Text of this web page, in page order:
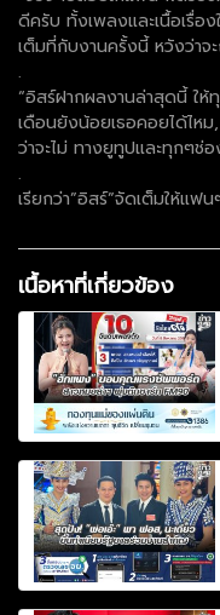
ดีครับ ทั้งเพลงและเนื้อเรื่
เต็มที่กับงานครั้งนี้ หวังว่าจ
.
“อิสร์ฝากผลงานล่าสุดนี้ ใ
เดือนยังน้อยเธอคอยได้ไห
ว่าจะไม่ ทางยูทูปและทุกๆช่
.
เรียกว่า”อิสร์”จัดเต็มให้แฟ
เนื้อหาที่เกี่ยวข้อง